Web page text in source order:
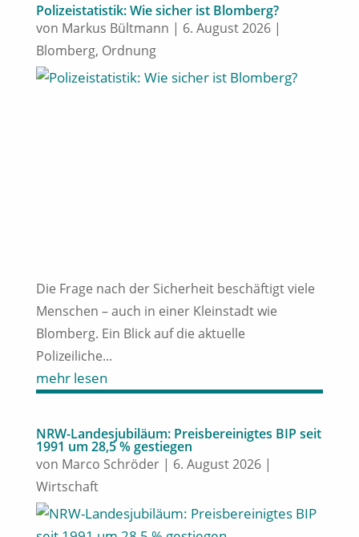
Polizeistatistik: Wie sicher ist Blomberg?
von Markus Bültmann | 6. August 2026|
Blomberg, Ordnung
Die Frage nach der Sicherheit beschäftigt viele
Menschen – auch in einer Kleinstadt wie
Blomberg. Ein Blick auf die aktuelle
Polizeiliche...
mehr lesen
NRW-Landesjubiläum: Preisbereinigtes BIP seit
1991 um 28,5 % gestiegen
von Marco Schröder| 6. August 2026|
Wirtschaft